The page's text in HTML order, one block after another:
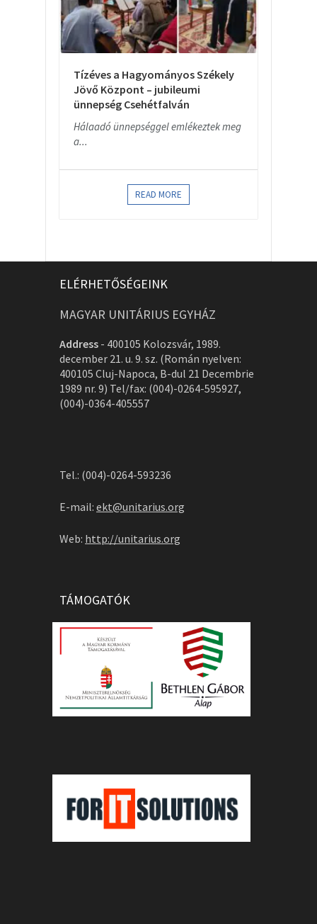
Tízéves a Hagyományos Székely
Jövő Központ – jubileumi
ünnepség Csehétfalván
Hálaadó ünnepséggel emlékeztek meg
a...
READ MORE
ELÉRHETŐSÉGEINK
MAGYAR UNITÁRIUS EGYHÁZ
Address - 400105 Kolozsvár, 1989.
december 21. u. 9. sz. (Román nyelven:
400105 Cluj-Napoca, B-dul 21 Decembrie
1989 nr. 9) Tel/fax: (004)-0264-595927,
(004)-0364-405557
Tel.: (004)-0264-593236
E-mail: ekt@unitarius.org
Web: http://unitarius.org
TÁMOGATÓK